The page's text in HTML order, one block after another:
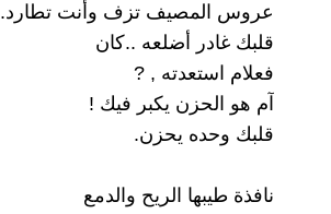
عروس المصيف تزف وأنت تطارد.
قلبك غادر أضلعه ..كان
فعلام استعدته , ?
آم هو الحزن يكبر فيك !
قلبك وحده يحزن.
نافذة طيبها الريح والدمع